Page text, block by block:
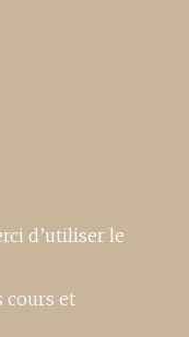
d’utiliser le
cours et